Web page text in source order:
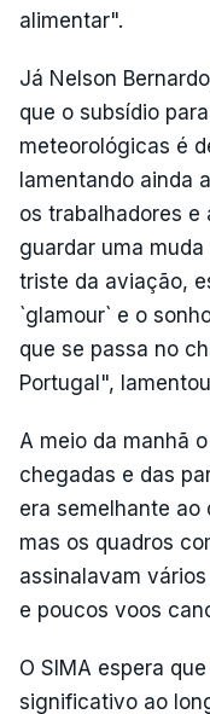
alimentar".
Já Nelson
que o subsídio
meteorológicas é
lamentando ainda
os trabalhadores
guardar uma
triste da aviação,
`glamour` e o
que se passa no
Portugal",
A meio da manhã
chegadas e das
era semelhante ao
mas os quadros
assinalavam
e poucos voos
O SIMA espera
significativo ao